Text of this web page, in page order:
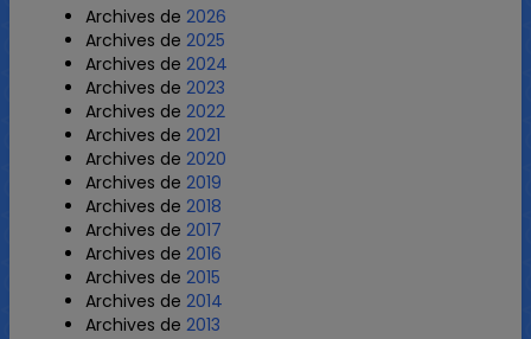
Archives de 2026
Archives de 2025
Archives de 2024
Archives de 2023
Archives de 2022
Archives de 2021
Archives de 2020
Archives de 2019
Archives de 2018
Archives de 2017
Archives de 2016
Archives de 2015
Archives de 2014
Archives de 2013